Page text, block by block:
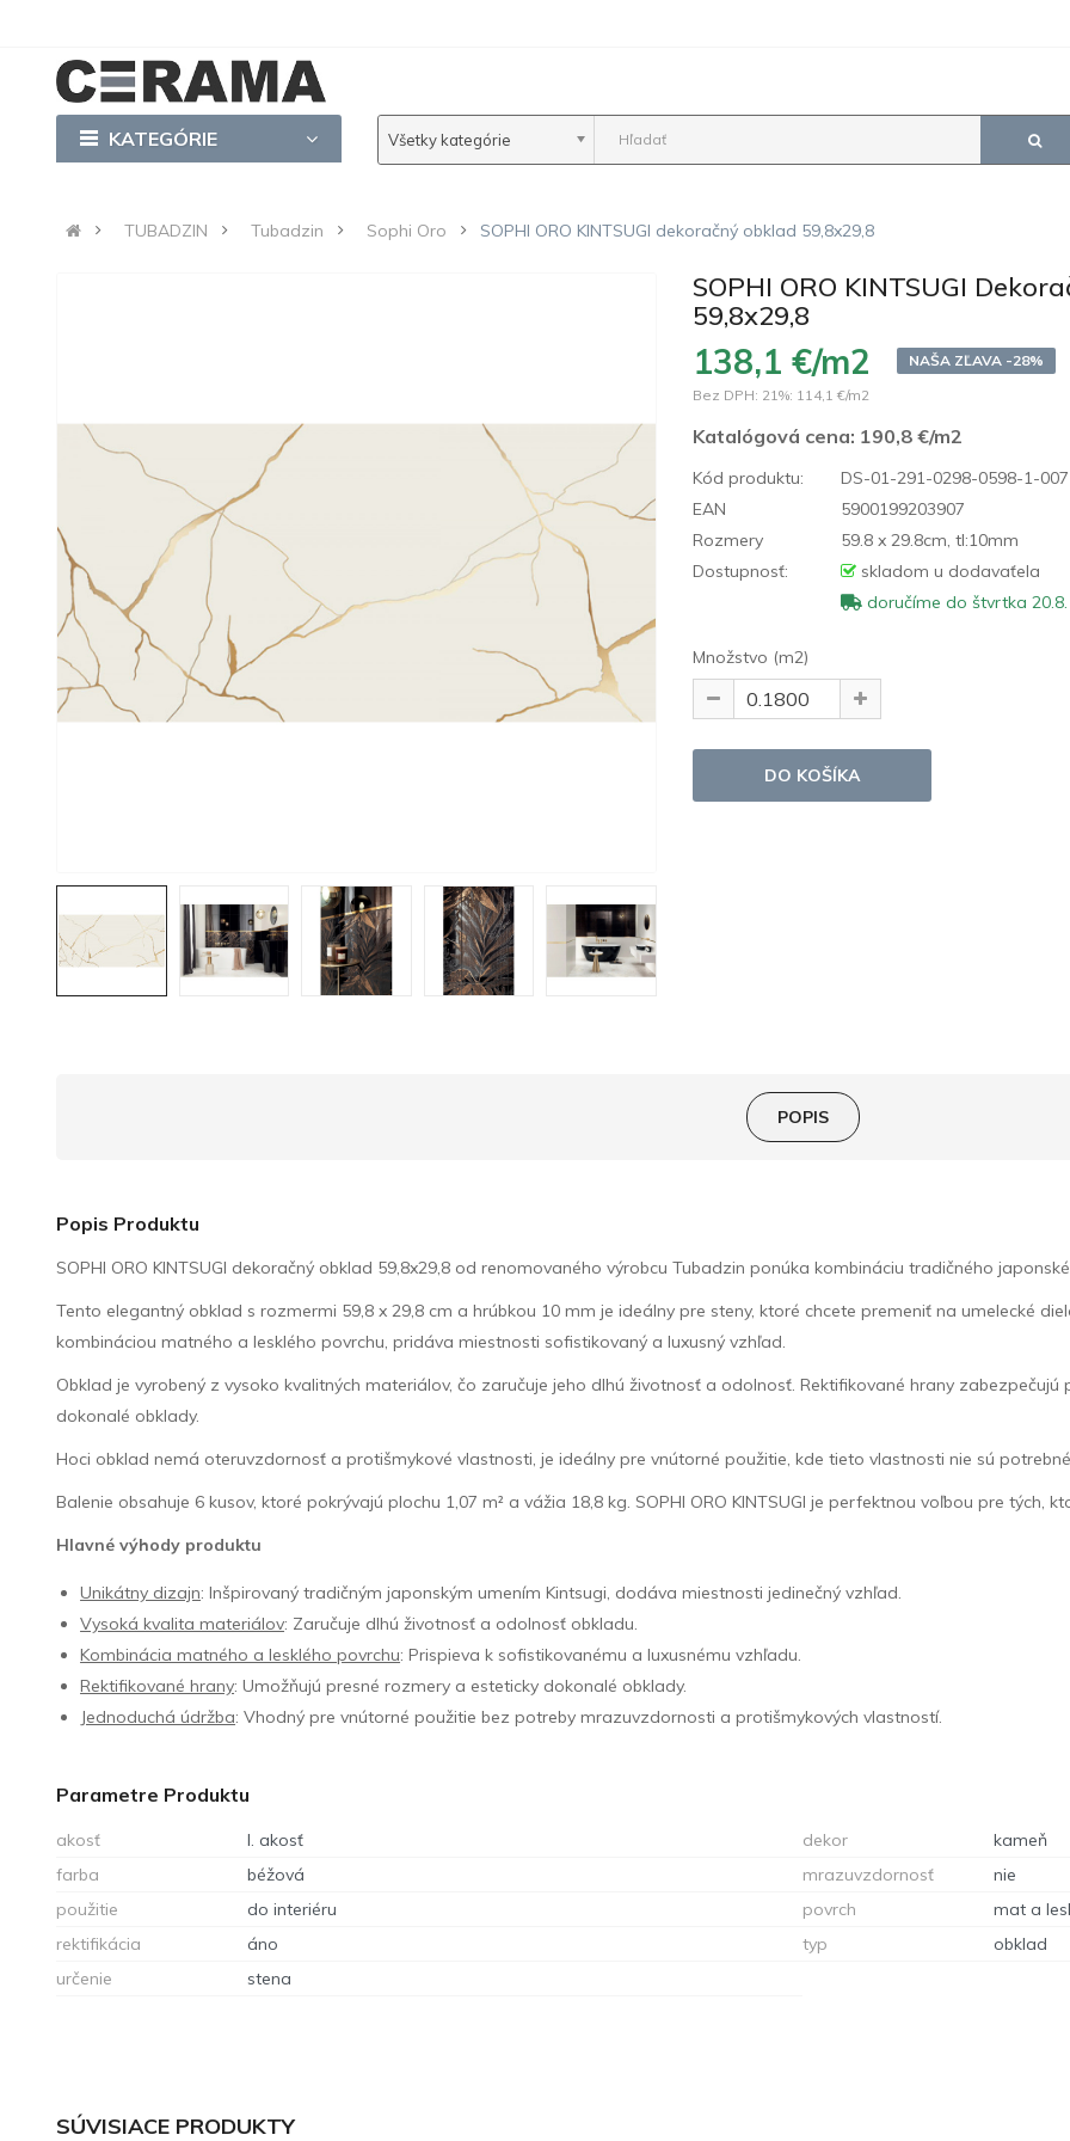
KATEGÓRIE Všetky kategórie
TUBADZIN Tubadzin Sophi Oro SOPHI ORO KINTSUGI dekoračný obklad 59,8x29,8
SOPHI ORO KINTSUGI
59,8x29,8
138,1 €/m2
NAŠA ZĽAVA -28%
Bez DPH: 21%: 114,1 €/m2
Katalógová cena: 190,8 €/m2
Kód produktu:
DS-01-291-0298-0598-1-007
EAN
5900199203907
Rozmery
59.8 x 29.8cm, tl:10mm
Dostupnosť:
skladom u dodavaťela
doručíme do štvrtka 20.8.
Množstvo (m2)
POPIS
Popis Produktu
SOPHI ORO KINTSUGI dekoračný obklad 59,8x29,8 od renomovaného výrobcu Tubadzin ponúka kombináciu tradičného
Tento elegantný obklad s rozmermi 59,8 x 29,8 cm a hrúbkou 10 mm je ideálny pre steny, ktoré chcete premeniť na umelecké
kombináciou matného a lesklého povrchu, pridáva miestnosti sofistikovaný a luxusný vzhľad.
Obklad je vyrobený z vysoko kvalitných materiálov, čo zaručuje jeho dlhú životnosť a odolnosť. Rektifikované hrany
dokonalé obklady.
Hoci obklad nemá oteruvzdornosť a protišmykové vlastnosti, je ideálny pre vnútorné použitie, kde tieto vlastnosti nie sú
Balenie obsahuje 6 kusov, ktoré pokrývajú plochu 1,07 m² a vážia 18,8 kg. SOPHI ORO KINTSUGI je perfektnou voľbou pre tých,
Hlavné výhody produktu
Unikátny dizajn: Inšpirovaný tradičným japonským umením Kintsugi, dodáva miestnosti jedinečný vzhľad.
Vysoká kvalita materiálov: Zaručuje dlhú životnosť a odolnosť obkladu.
Kombinácia matného a lesklého povrchu: Prispieva k sofistikovanému a luxusnému vzhľadu.
Rektifikované hrany: Umožňujú presné rozmery a esteticky dokonalé obklady.
Jednoduchá údržba: Vhodný pre vnútorné použitie bez potreby mrazuvzdornosti a protišmykových vlastností.
Parametre Produktu
akosť I. akosť dekor
kameň
farba
béžová mrazuvzdornosť
nie
použitie
do interiéru povrch
mat a
rektifikácia
áno typ
obklad
určenie
stena
SÚVISIACE PRODUKTY